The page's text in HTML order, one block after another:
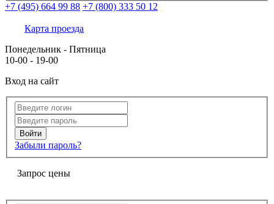
+7 (495) 664 99 88 +7 (800) 333 50 12
Карта проезда
Понедельник - Пятница
10-00 - 19-00
Вход на сайт
Забыли пароль?
Запрос цены